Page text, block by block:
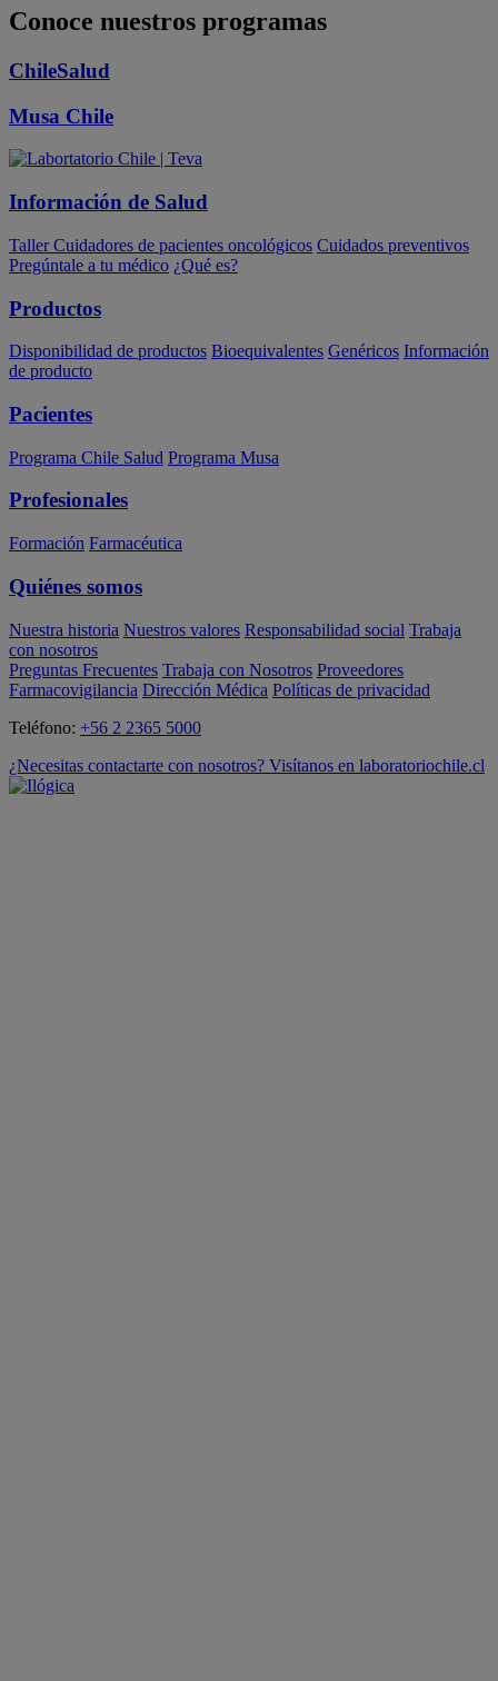
Conoce nuestros programas
ChileSalud
Musa Chile
Información de Salud
Taller Cuidadores de pacientes oncológicos Cuidados preventivos
Pregúntale a tu médico ¿Qué es?
Productos
Disponibilidad de productos Bioequivalentes Genéricos Información
de producto
Pacientes
Programa Chile Salud Programa Musa
Profesionales
Formación Farmacéutica
Quiénes somos
Nuestra historia Nuestros valores Responsabilidad social Trabaja
con nosotros
Preguntas Frecuentes Trabaja con Nosotros Proveedores
Farmacovigilancia Dirección Médica Políticas de privacidad
Teléfono: +56 2 2365 5000
¿Necesitas contactarte con nosotros? Visítanos en laboratoriochile.cl